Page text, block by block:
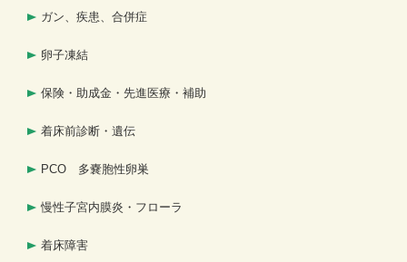
ガン、疾患、合併症
卵子凍結
保険・助成金・先進医療・補助
着床前診断・遺伝
PCO 多嚢胞性卵巣
慢性子宮内膜炎・フローラ
着床障害